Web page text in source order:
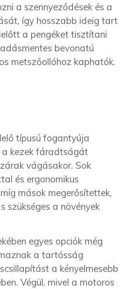
a szennyeződések és a
így hosszabb ideig tart
a pengéket tisztítani
bevonatú
metszőollóhoz kaphatók.
típusú fogantyúja
a kezek fáradtságát
vágásakor. Sok
és ergonomikus
mások megerősítettek,
szükséges a növények
egyes opciók még
a tartósság
a kényelmesebb
Végül, mivel a motoros